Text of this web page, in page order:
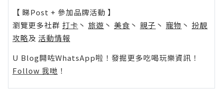
【 睇Post + 參加品牌活動 】
瀏覽更多社群 打卡 丶 旅遊 丶 美食 丶 親子 丶 寵物 丶 扮靚
攻略及 活動情報
U Blog開咗WhatsApp啦！發掘更多吃喝玩樂資訊！
Follow 我哋 ！